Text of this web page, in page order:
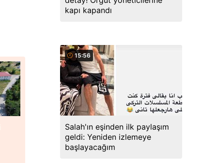
kapı kapandı
15:56
Salah'ın eşinden ilk paylaşım
geldi: Yeniden izlemeye
başlayacağım